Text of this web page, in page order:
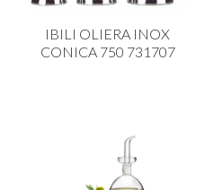
IBILI OLIERA INOX
CONICA 750 731707